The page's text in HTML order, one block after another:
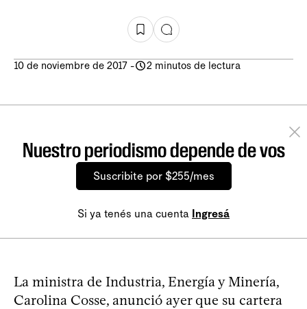
10 de noviembre de 2017 - 2 minutos de lectura
Nuestro periodismo depende de vos
Suscribite por $255/mes
Si ya tenés una cuenta Ingresá
La ministra de Industria, Energía y Minería,
Carolina Cosse, anunció ayer que su cartera